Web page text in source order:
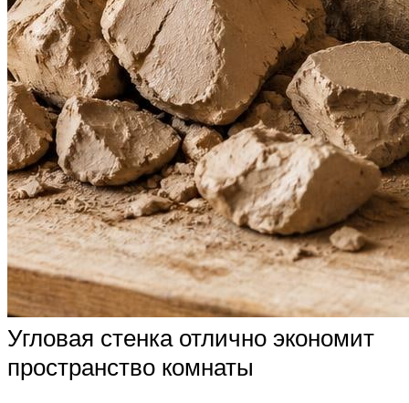
Угловая стенка отлично экономит
пространство комнаты